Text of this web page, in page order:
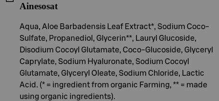
Ainesosat
Aqua, Aloe Barbadensis Leaf Extract*, Sodium Coco-
Sulfate, Propanediol, Glycerin**, Lauryl Glucoside,
Disodium Cocoyl Glutamate, Coco-Glucoside, Glyceryl
Caprylate, Sodium Hyaluronate, Sodium Cocoyl
Glutamate, Glyceryl Oleate, Sodium Chloride, Lactic
Acid. (* = ingredient from organic Farming, ** = made
using organic ingredients).